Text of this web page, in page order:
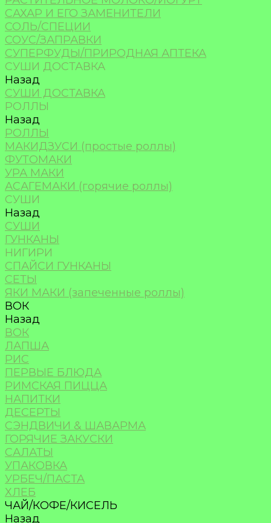
САХАР И ЕГО ЗАМЕНИТЕЛИ
СОЛЬ/СПЕЦИИ
СОУС/ЗАПРАВКИ
СУПЕРФУДЫ/ПРИРОДНАЯ АПТЕКА
СУШИ ДОСТАВКА
Назад
СУШИ ДОСТАВКА
РОЛЛЫ
Назад
РОЛЛЫ
МАКИДЗУСИ (простые роллы)
ФУТОМАКИ
УРА МАКИ
АСАГЕМАКИ (горячие роллы)
СУШИ
Назад
СУШИ
ГУНКАНЫ
НИГИРИ
СПАЙСИ ГУНКАНЫ
СЕТЫ
ЯКИ МАКИ (запеченные роллы)
ВОК
Назад
ВОК
ЛАПША
РИС
ПЕРВЫЕ БЛЮДА
РИМСКАЯ ПИЦЦА
НАПИТКИ
ДЕСЕРТЫ
СЭНДВИЧИ & ШАВАРМА
ГОРЯЧИЕ ЗАКУСКИ
САЛАТЫ
УПАКОВКА
УРБЕЧ/ПАСТА
ХЛЕБ
ЧАЙ/КОФЕ/КИСЕЛЬ
Назад